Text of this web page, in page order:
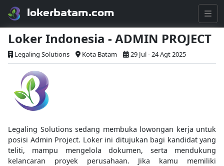
lokerbatam.com
Loker Indonesia - ADMIN PROJECT
Legaling Solutions Kota Batam 29 Jul - 24 Agt 2025
Legaling Solutions sedang membuka lowongan kerja untuk
posisi Admin Project. Loker ini ditujukan bagi kandidat yang
teliti, mampu mengelola dokumen, serta mendukung
kelancaran proyek perusahaan. Jika kamu memiliki